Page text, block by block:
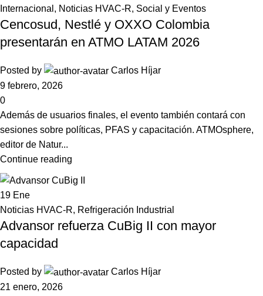
Internacional , Noticias HVAC-R, Social y Eventos
Cencosud, Nestlé y OXXO Colombia
presentarán en ATMO LATAM 2026
Posted by
Carlos Híjar
9 febrero, 2026
0
Además de usuarios finales, el evento también contará con
sesiones sobre políticas, PFAS y capacitación. ATMOsphere,
editor de Natur...
Continue reading
19 Ene
Noticias HVAC-R, Refrigeración Industrial
Advansor refuerza CuBig II con mayor
capacidad
Posted by
Carlos Híjar
21 enero, 2026